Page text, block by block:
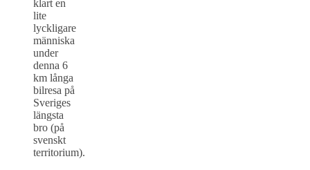
klart en
lite
lyckligare
människa
under
denna 6
km långa
bilresa på
Sveriges
längsta
bro (på
svenskt
territorium).